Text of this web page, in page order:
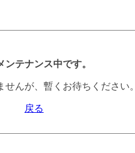
ンテナンス中です。
せんが、暫くお待ちください。
戻る